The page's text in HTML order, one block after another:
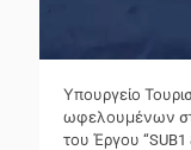
Υπουργείο
ωφελουμένων
του Έργου “SUB1